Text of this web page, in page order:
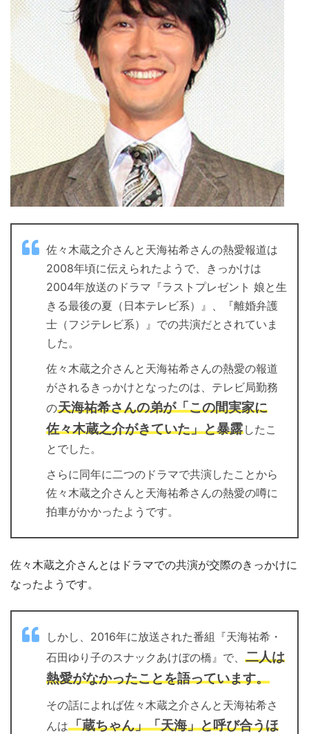
佐々木蔵之介さんと天海祐希さんの熱愛報道は
2008年頃に伝えられたようで、きっかけは
2004年放送のドラマ『ラストプレゼント 娘と生
きる最後の夏（日本テレビ系）』、『離婚弁護
士（フジテレビ系）』での共演だとされていま
した。
佐々木蔵之介さんと天海祐希さんの熱愛の報道
がされるきっかけとなったのは、テレビ局勤務
の天海祐希さんの弟が「この間実家に
佐々木蔵之介がきていた」と暴露 したこ
とでした。
さらに同年に二つのドラマで共演したことから
佐々木蔵之介さんと天海祐希さんの熱愛の噂に
拍車がかかったようです。
佐々木蔵之介さんとはドラマでの共演が交際のきっかけに
なったようです。
しかし、2016年に放送された番組『天海祐希・
石田ゆり子のスナックあけぼの橋』で、 二人は
熱愛がなかったことを語っています。
その話によれば佐々木蔵之介さんと天海祐希さ
んは「蔵ちゃん」「天海」と呼び合うほ